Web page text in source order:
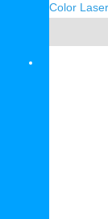
Color